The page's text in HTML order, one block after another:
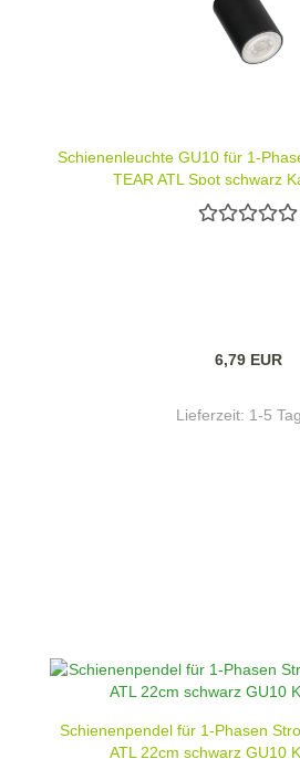
Schienenleuchte GU10 für 1-
TEAR ATL Spot schwarz
6,79 EUR
Lieferzeit: 1-5
Schienenpendel für 1-Phasen
ATL 22cm schwarz GU10